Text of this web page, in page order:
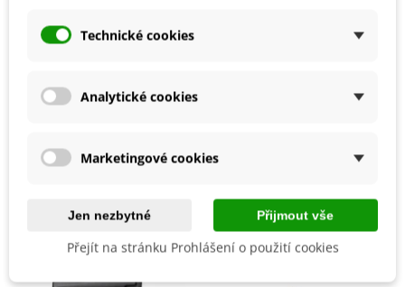
Výsadba
Září
Možnosti Pěstování
Venku
Mohlo by se také hodit
Technické cookies
Analytické cookies
Marketingové cookies
Jen nezbytné Přijmout vše
Přejít na stránku Prohlášení o použití cookies